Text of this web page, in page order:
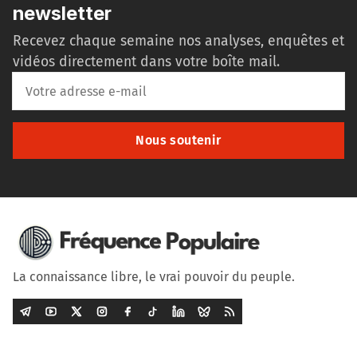
newsletter
Recevez chaque semaine nos analyses, enquêtes et
vidéos directement dans votre boîte mail.
Nous soutenir
La connaissance libre, le vrai pouvoir du peuple.